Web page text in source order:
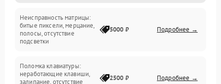
Программные ошибки
Электрические и системные сбои
Интерфейсные проблемы
Неисправность матрицы:
битые пиксели, мерцание,
полосы, отсутствие
подсветки
5000 ₽ Подробнее →
Поломка клавиатуры:
неработающие клавиши,
залипание, отсутствие
2500 ₽ Подробнее →